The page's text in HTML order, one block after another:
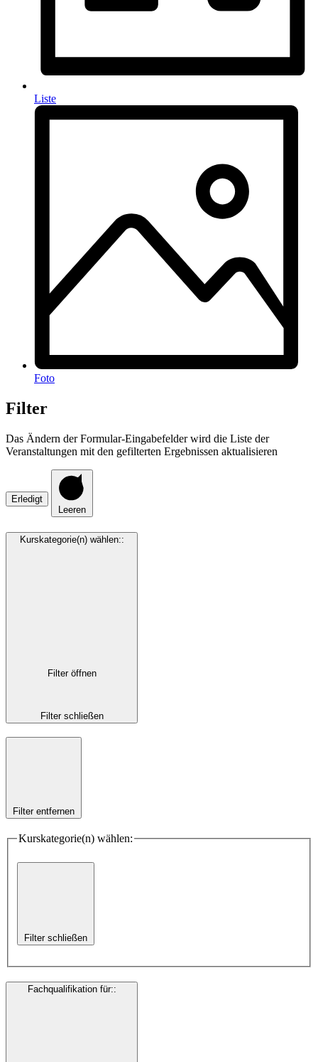
Liste
Foto
Filter
Das Ändern der Formular-Eingabefelder wird die Liste der
Veranstaltungen mit den gefilterten Ergebnissen aktualisieren
Erledigt
Leeren
Kurskategorie(n) wählen::
Filter öffnen
Filter schließen
Filter entfernen
Kurskategorie(n) wählen:
Filter schließen
Fachqualifikation für::